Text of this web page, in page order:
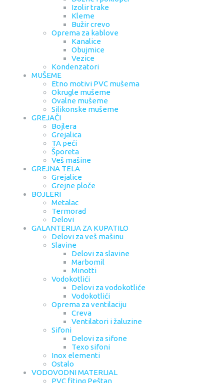
Izolir trake
Kleme
Bužir crevo
Oprema za kablove
Kanalice
Obujmice
Vezice
Kondenzatori
MUŠEME
Etno motivi PVC mušema
Okrugle mušeme
Ovalne mušeme
Silikonske mušeme
GREJAČI
Bojlera
Grejalica
TA peći
Šporeta
Veš mašine
GREJNA TELA
Grejalice
Grejne ploče
BOJLERI
Metalac
Termorad
Delovi
GALANTERIJA ZA KUPATILO
Delovi za veš mašinu
Slavine
Delovi za slavine
Marbomil
Minotti
Vodokotlići
Delovi za vodokotliće
Vodokotlići
Oprema za ventilaciju
Creva
Ventilatori i žaluzine
Sifoni
Delovi za sifone
Texo sifoni
Inox elementi
Ostalo
VODOVODNI MATERIJAL
PVC fiting Peštan